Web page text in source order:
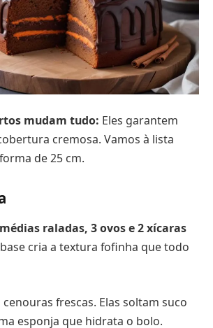
mudam tudo: Eles garantem
cremosa. Vamos à lista
de 25 cm.
raladas, 3 ovos e 2 xícaras
base cria a textura fofinha que todo
frescas. Elas soltam suco
esponja que hidrata o bolo.